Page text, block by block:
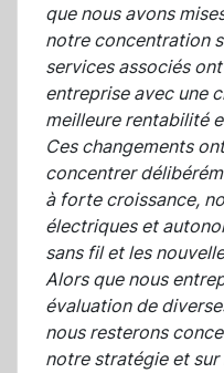
que nous avons
notre concentration
services associés
entreprise avec une
meilleure rentabilité
Ces changements
concentrer
à forte croissance,
électriques et
sans fil et les
Alors que nous
évaluation de
nous resterons
notre stratégie et